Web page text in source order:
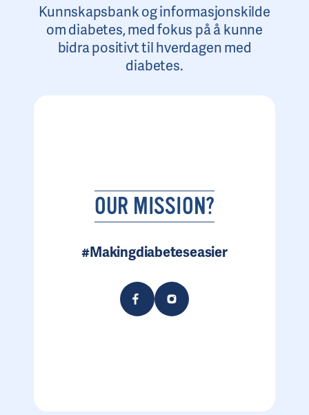
Kunnskapsbank og informasjonskilde
om diabetes, med fokus på å kunne
bidra positivt til hverdagen med
diabetes.
OUR MISSION?
#Makingdiabeteseasier